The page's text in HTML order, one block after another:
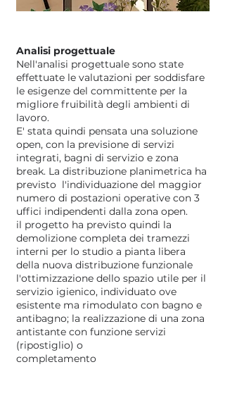
Analisi progettuale
Nell'analisi progettuale sono state
effettuate le valutazioni per soddisfare
le esigenze del committente per la
migliore fruibilità degli ambienti di
lavoro.
E' stata quindi pensata una soluzione
open, con la previsione di servizi
integrati, bagni di servizio e zona
break. La distribuzione planimetrica ha
previsto l'individuazione del maggior
numero di postazioni operative con 3
uffici indipendenti dalla zona open.
il progetto ha previsto quindi la
demolizione completa dei tramezzi
interni per lo studio a pianta libera
della nuova distribuzione funzionale
l'ottimizzazione dello spazio utile per il
servizio igienico, individuato ove
esistente ma rimodulato con bagno e
antibagno; la realizzazione di una zona
antistante con funzione servizi
(ripostiglio) o
completamento